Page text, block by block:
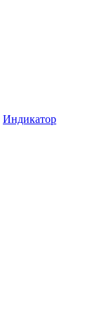
Индикатор